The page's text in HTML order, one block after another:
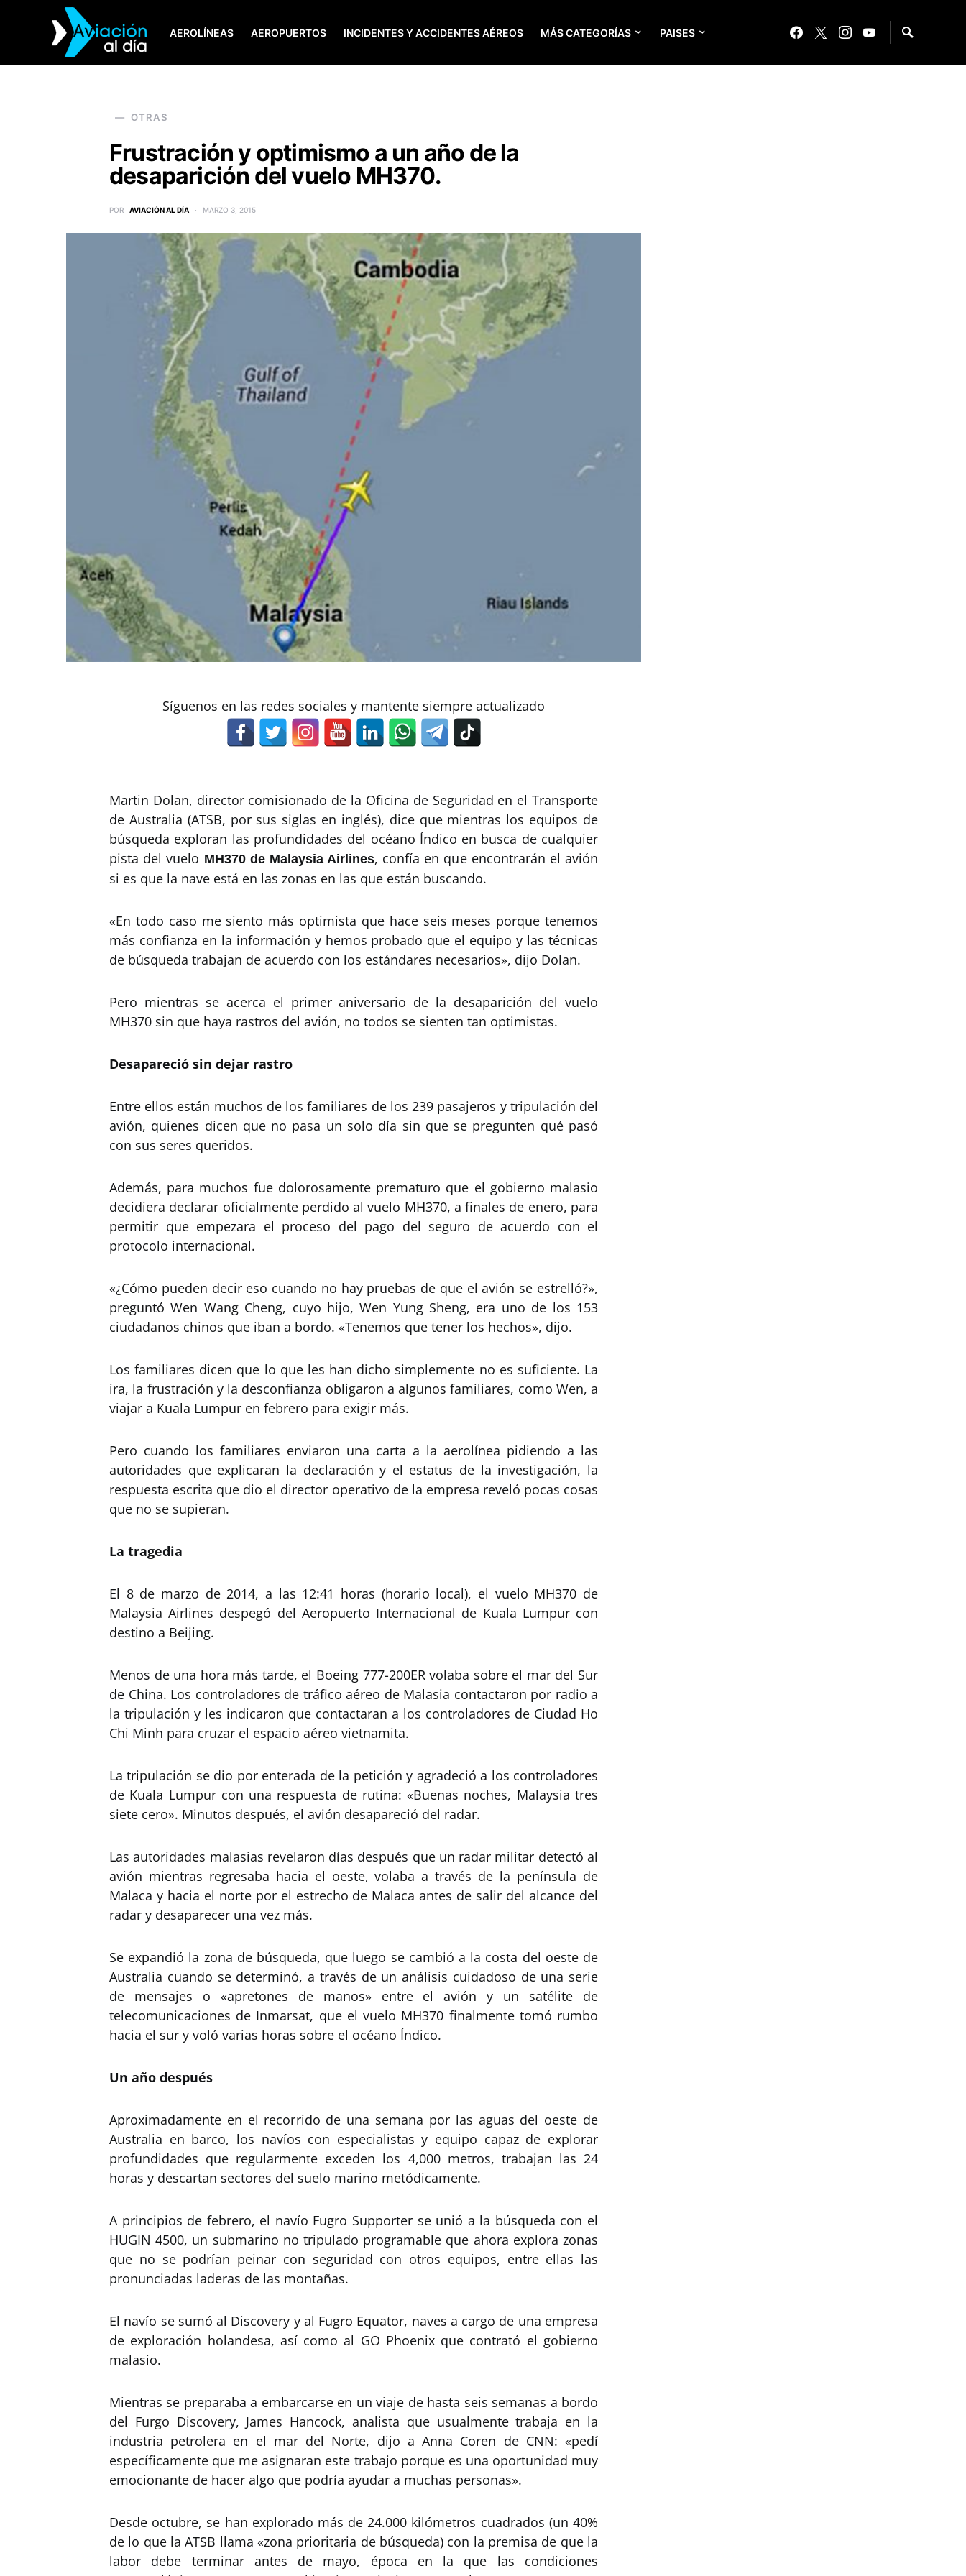
AEROLÍNEAS AEROPUERTOS INCIDENTES Y ACCIDENTES AÉREOS MÁS CATEGORÍAS PAISES
SEARCH FOR:
OTRAS
Frustración y optimismo a un año de la
desaparición del vuelo MH370.
POR AVIACIÓN AL DÍA MARZO 3, 2015
Síguenos en las redes sociales y mantente siempre actualizado
Martin Dolan, director comisionado de la Oficina de Seguridad en el Transporte
de Australia (ATSB, por sus siglas en inglés), dice que mientras los equipos de
búsqueda exploran las profundidades del océano Índico en busca de cualquier
pista del vuelo MH370 de Malaysia Airlines, confía en que encontrarán el avión
si es que la nave está en las zonas en las que están buscando.
«En todo caso me siento más optimista que hace seis meses porque tenemos
más confianza en la información y hemos probado que el equipo y las técnicas
de búsqueda trabajan de acuerdo con los estándares necesarios», dijo Dolan.
Pero mientras se acerca el primer aniversario de la desaparición del vuelo
MH370 sin que haya rastros del avión, no todos se sienten tan optimistas.
Desapareció sin dejar rastro
Entre ellos están muchos de los familiares de los 239 pasajeros y tripulación del
avión, quienes dicen que no pasa un solo día sin que se pregunten qué pasó
con sus seres queridos.
Además, para muchos fue dolorosamente prematuro que el gobierno malasio
decidiera declarar oficialmente perdido al vuelo MH370, a finales de enero, para
permitir que empezara el proceso del pago del seguro de acuerdo con el
protocolo internacional.
«¿Cómo pueden decir eso cuando no hay pruebas de que el avión se estrelló?»,
preguntó Wen Wang Cheng, cuyo hijo, Wen Yung Sheng, era uno de los 153
ciudadanos chinos que iban a bordo. «Tenemos que tener los hechos», dijo.
Los familiares dicen que lo que les han dicho simplemente no es suficiente. La
ira, la frustración y la desconfianza obligaron a algunos familiares, como Wen, a
viajar a Kuala Lumpur en febrero para exigir más.
Pero cuando los familiares enviaron una carta a la aerolínea pidiendo a las
autoridades que explicaran la declaración y el estatus de la investigación, la
respuesta escrita que dio el director operativo de la empresa reveló pocas cosas
que no se supieran.
La tragedia
El 8 de marzo de 2014, a las 12:41 horas (horario local), el vuelo MH370 de
Malaysia Airlines despegó del Aeropuerto Internacional de Kuala Lumpur con
destino a Beijing.
Menos de una hora más tarde, el Boeing 777-200ER volaba sobre el mar del Sur
de China. Los controladores de tráfico aéreo de Malasia contactaron por radio a
la tripulación y les indicaron que contactaran a los controladores de Ciudad Ho
Chi Minh para cruzar el espacio aéreo vietnamita.
La tripulación se dio por enterada de la petición y agradeció a los controladores
de Kuala Lumpur con una respuesta de rutina: «Buenas noches, Malaysia tres
siete cero». Minutos después, el avión desapareció del radar.
Las autoridades malasias revelaron días después que un radar militar detectó al
avión mientras regresaba hacia el oeste, volaba a través de la península de
Malaca y hacia el norte por el estrecho de Malaca antes de salir del alcance del
radar y desaparecer una vez más.
Se expandió la zona de búsqueda, que luego se cambió a la costa del oeste de
Australia cuando se determinó, a través de un análisis cuidadoso de una serie
de mensajes o «apretones de manos» entre el avión y un satélite de
telecomunicaciones de Inmarsat, que el vuelo MH370 finalmente tomó rumbo
hacia el sur y voló varias horas sobre el océano Índico.
Un año después
Aproximadamente en el recorrido de una semana por las aguas del oeste de
Australia en barco, los navíos con especialistas y equipo capaz de explorar
profundidades que regularmente exceden los 4,000 metros, trabajan las 24
horas y descartan sectores del suelo marino metódicamente.
A principios de febrero, el navío Fugro Supporter se unió a la búsqueda con el
HUGIN 4500, un submarino no tripulado programable que ahora explora zonas
que no se podrían peinar con seguridad con otros equipos, entre ellas las
pronunciadas laderas de las montañas.
El navío se sumó al Discovery y al Fugro Equator, naves a cargo de una empresa
de exploración holandesa, así como al GO Phoenix que contrató el gobierno
malasio.
Mientras se preparaba a embarcarse en un viaje de hasta seis semanas a bordo
del Furgo Discovery, James Hancock, analista que usualmente trabaja en la
industria petrolera en el mar del Norte, dijo a Anna Coren de CNN: «pedí
específicamente que me asignaran este trabajo porque es una oportunidad muy
emocionante de hacer algo que podría ayudar a muchas personas».
Desde octubre, se han explorado más de 24.000 kilómetros cuadrados (un 40%
de lo que la ATSB llama «zona prioritaria de búsqueda) con la premisa de que la
labor debe terminar antes de mayo, época en la que las condiciones